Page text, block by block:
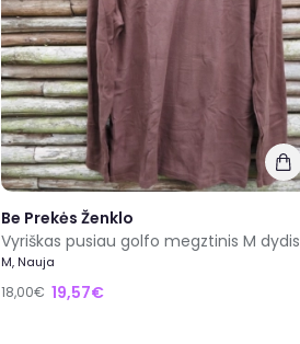
Be Prekės Ženklo
Vyriškas pusiau golfo megztinis M dydis
M, Nauja
18,00€ 19,57€